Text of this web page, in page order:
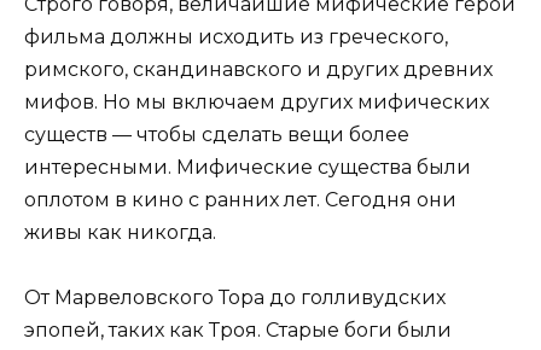
фильма должны исходить из греческого,
римского, скандинавского и других древних
мифов. Но мы включаем других мифических
существ — чтобы сделать вещи более
интересными. Мифические существа были
оплотом в кино с ранних лет. Сегодня они
живы как никогда.
От Марвеловского Тора до голливудских
эпопей, таких как Троя. Старые боги были